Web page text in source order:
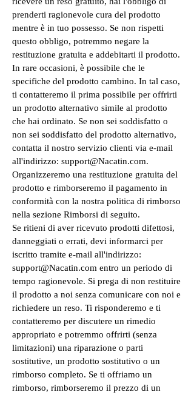
prenderti ragionevole cura del prodotto
mentre è in tuo possesso. Se non rispetti
questo obbligo, potremmo negare la
restituzione gratuita e addebitarti il prodotto.
In rare occasioni, è possibile che le
specifiche del prodotto cambino. In tal caso,
ti contatteremo il prima possibile per offrirti
un prodotto alternativo simile al prodotto
che hai ordinato. Se non sei soddisfatto o
non sei soddisfatto del prodotto alternativo,
contatta il nostro servizio clienti via e-mail
all'indirizzo: support@Nacatin.com.
Organizzeremo una restituzione gratuita del
prodotto e rimborseremo il pagamento in
conformità con la nostra politica di rimborso
nella sezione Rimborsi di seguito.
Se ritieni di aver ricevuto prodotti difettosi,
danneggiati o errati, devi informarci per
iscritto tramite e-mail all'indirizzo:
support@Nacatin.com entro un periodo di
tempo ragionevole. Si prega di non restituire
il prodotto a noi senza comunicare con noi e
richiedere un reso. Ti risponderemo e ti
contatteremo per discutere un rimedio
appropriato e potremmo offrirti (senza
limitazioni) una riparazione o parti
sostitutive, un prodotto sostitutivo o un
rimborso completo. Se ti offriamo un
rimborso, rimborseremo il prezzo di un